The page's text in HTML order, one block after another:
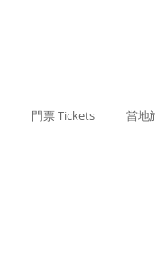
門票 Tickets 當地